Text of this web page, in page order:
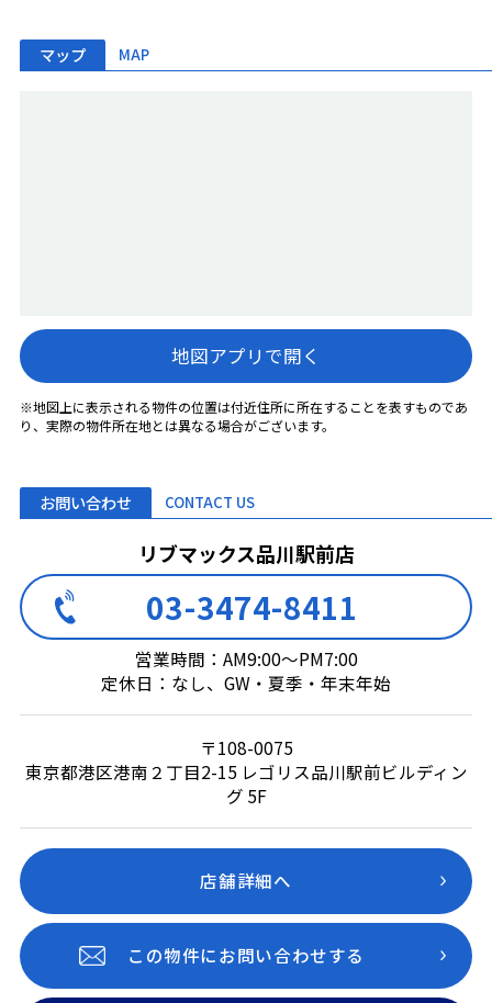
マップ MAP
地図アプリで開く
※地図上に表示される物件の位置は付近住所に所在することを表すものであ
り、実際の物件所在地とは異なる場合がございます。
お問い合わせ CONTACT US
リブマックス品川駅前店
03-3474-8411
営業時間：AM9:00～PM7:00
定休日：なし、GW・夏季・年末年始
〒108-0075
東京都港区港南２丁目2-15 レゴリス品川駅前ビルディン
グ 5F
店舗詳細へ
この物件にお問い合わせする